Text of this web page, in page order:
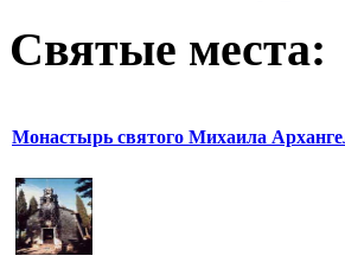
Святые места:
Монастырь святого Михаила